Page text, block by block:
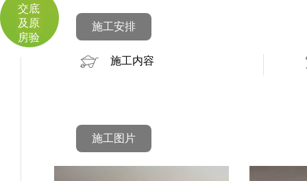
交底
及原
房验
施工安排
施工内容
施工图片